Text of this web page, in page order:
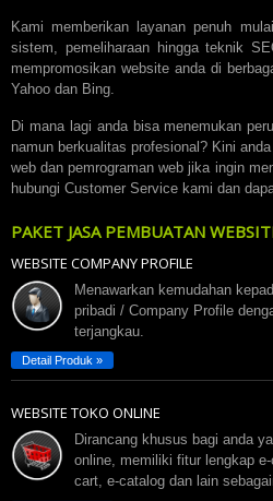
Kami memberikan layanan penuh
sistem, pemeliharaan hingga teknik
mempromosikan website anda di
Yahoo dan Bing.
Di mana lagi anda bisa menemukan
namun berkualitas profesional? Kini
web dan pemrograman web jika ingin
hubungi Customer Service kami dan
PAKET JASA PEMBUATAN
WEBSITE COMPANY PROFILE
Menawarkan kemudahan
pribadi / Company Profile
terjangkau.
Detail Produk »
WEBSITE TOKO ONLINE
Dirancang khusus bagi anda
online, memiliki fitur lengkap
cart, e-catalog dan lain